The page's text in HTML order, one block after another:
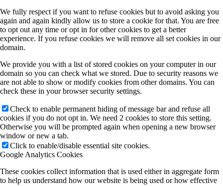
We fully respect if you want to refuse cookies but to avoid asking you
again and again kindly allow us to store a cookie for that. You are free
to opt out any time or opt in for other cookies to get a better
experience. If you refuse cookies we will remove all set cookies in our
domain.
We provide you with a list of stored cookies on your computer in our
domain so you can check what we stored. Due to security reasons we
are not able to show or modify cookies from other domains. You can
check these in your browser security settings.
Check to enable permanent hiding of message bar and refuse all
cookies if you do not opt in. We need 2 cookies to store this setting.
Otherwise you will be prompted again when opening a new browser
window or new a tab.
Click to enable/disable essential site cookies.
Google Analytics Cookies
These cookies collect information that is used either in aggregate form
to help us understand how our website is being used or how effective